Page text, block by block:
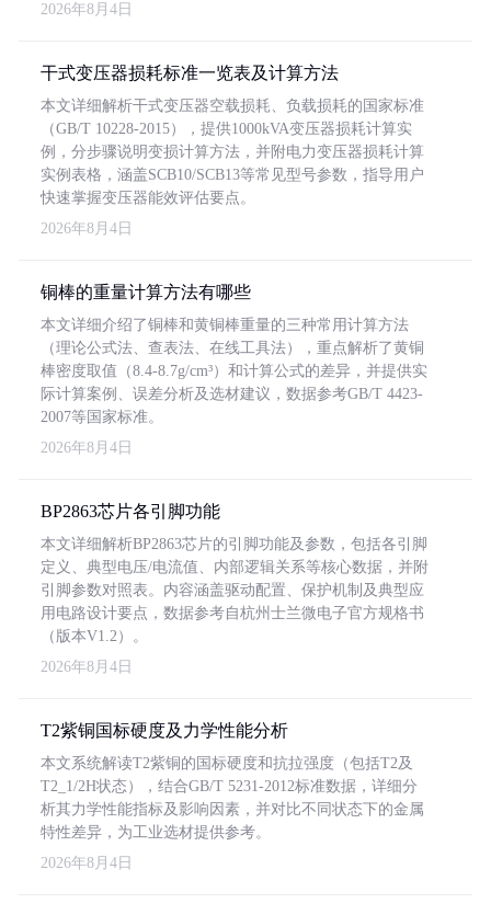
2026年8月4日
干式变压器损耗标准一览表及计算方法
本文详细解析干式变压器空载损耗、负载损耗的国家标准
（GB/T 10228-2015），提供1000kVA变压器损耗计算实
例，分步骤说明变损计算方法，并附电力变压器损耗计算
实例表格，涵盖SCB10/SCB13等常见型号参数，指导用户
快速掌握变压器能效评估要点。
2026年8月4日
铜棒的重量计算方法有哪些
本文详细介绍了铜棒和黄铜棒重量的三种常用计算方法
（理论公式法、查表法、在线工具法），重点解析了黄铜
棒密度取值（8.4-8.7g/cm³）和计算公式的差异，并提供实
际计算案例、误差分析及选材建议，数据参考GB/T 4423-
2007等国家标准。
2026年8月4日
BP2863芯片各引脚功能
本文详细解析BP2863芯片的引脚功能及参数，包括各引脚
定义、典型电压/电流值、内部逻辑关系等核心数据，并附
引脚参数对照表。内容涵盖驱动配置、保护机制及典型应
用电路设计要点，数据参考自杭州士兰微电子官方规格书
（版本V1.2）。
2026年8月4日
T2紫铜国标硬度及力学性能分析
本文系统解读T2紫铜的国标硬度和抗拉强度（包括T2及
T2_1/2H状态），结合GB/T 5231-2012标准数据，详细分
析其力学性能指标及影响因素，并对比不同状态下的金属
特性差异，为工业选材提供参考。
2026年8月4日